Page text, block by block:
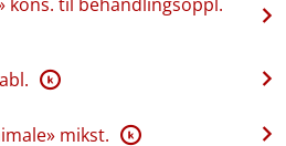
K
mikst. K